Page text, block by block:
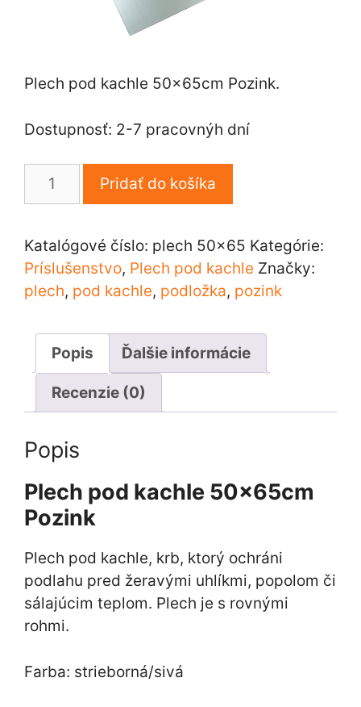
Plech pod kachle 50x65cm Pozink.
Dostupnosť: 2-7 pracovnýh dní
množstvo
kachle
50x65cm
Pozink
Pridať do košíka
Katalógové číslo: plech 50x65 Kategórie:
Príslušenstvo, Plech pod kachle Značky:
plech, pod kachle, podložka, pozink
Popis Ďalšie informácie
Recenzie (0)
Popis
Plech pod kachle 50x65cm
Pozink
Plech pod kachle, krb, ktorý ochráni
podlahu pred žeravými uhlíkmi, popolom či
sálajúcim teplom. Plech je s rovnými
rohmi.
Farba: strieborná/sivá